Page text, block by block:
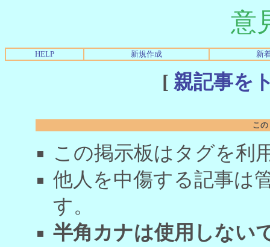
意
HELP 新規作成 新
[ 親記事を
こ
この掲示板はタグを利
他人を中傷する記事は
す。
半角カナは使用しない